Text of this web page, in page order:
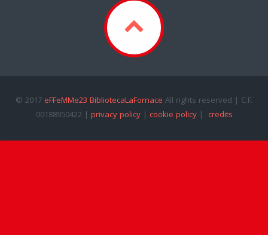
© 2017 eFFeMMe23 BibliotecaLaFornace All rights reserved | C.F.
00188950422 | privacy policy| cookie policy| credits